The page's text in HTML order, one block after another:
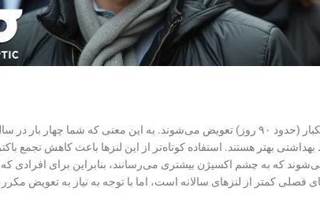
خود را تغییر دهید.
بهتر هستند. استفاده کوتاه‌تر از این لنزها باعث کاهش تجمع
که به چشم اکسیژن بیشتری می‌رسانند، بنابراین برای
کمتر از لنزهای سالانه است، اما با توجه به نیاز به تعویض